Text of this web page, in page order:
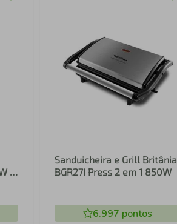
2
Sanduicheira e Grill Britânia
BGR27I Press 2 em 1 850W
6.997 pontos